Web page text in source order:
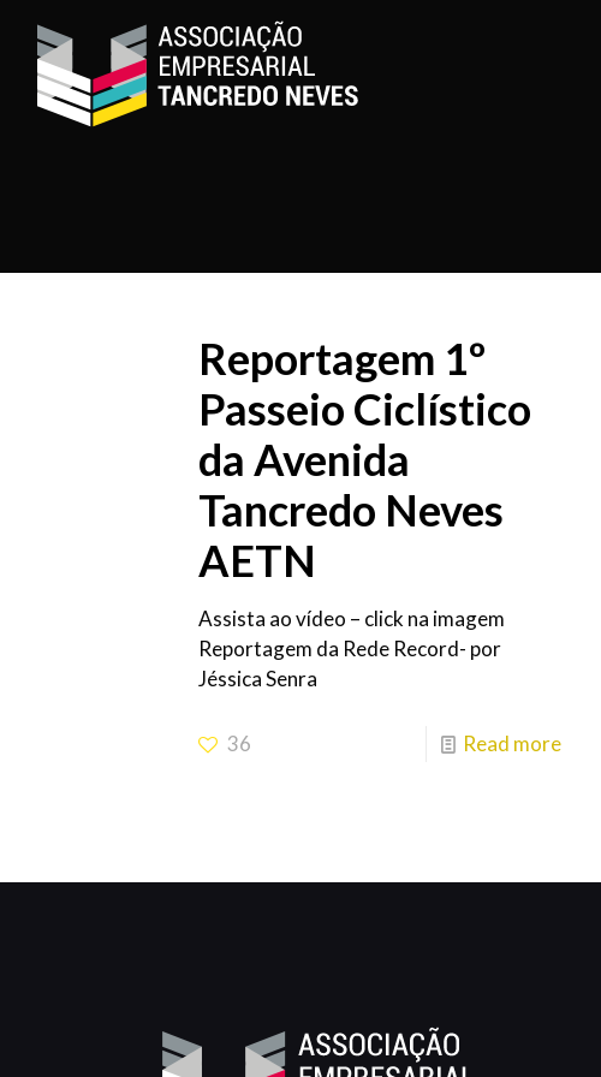
Reportagem 1º
Passeio Ciclístico
da Avenida
Tancredo Neves
AETN
Assista ao vídeo – click na imagem
Reportagem da Rede Record- por
Jéssica Senra
36 Read more